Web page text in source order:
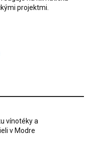
projektmi.
vínotéky a
v Modre